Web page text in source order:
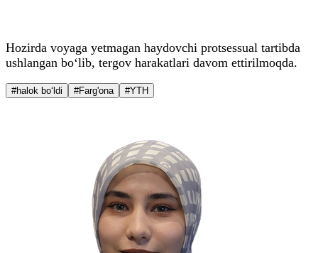
Hozirda voyaga yetmagan haydovchi protsessual tartibda
ushlangan bo‘lib, tergov harakatlari davom ettirilmoqda.
#halok bo‘ldi #Farg'ona #YTH